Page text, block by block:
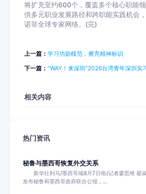
将扩充至约600个，覆盖多个核心职能
供多元职业发展路径和跨职能实践机会
诺菲全球专家网络。(完)
上一篇： 学习功勋模范，擦亮精神标识
下一篇： “WAY！来深圳”2026台湾青年深圳实
相关内容
热门资讯
秘鲁与墨西哥恢复外交关系
新华社利马/墨西哥城8月7日电(记者廖思维 翟
发布秘鲁和墨西哥政府联合公报，...